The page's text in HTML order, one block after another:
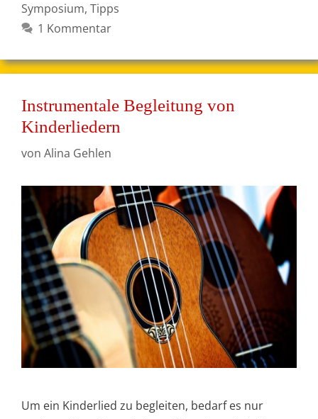
Symposium, Tipps
1 Kommentar
Instrumentale Begleitung von
Kinderliedern
von Alina Gehlen
Um ein Kinderlied zu begleiten, bedarf es nur